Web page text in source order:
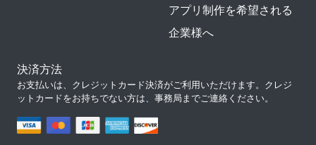
アプリ制作を希望される
企業様へ
決済方法
お支払いは、クレジットカード決済がご利用いただけます。クレジ
ットカードをお持ちでない方は、事務局までご連絡ください。